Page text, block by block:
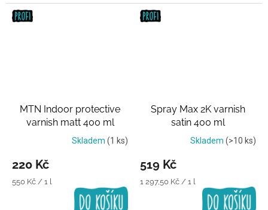
MTN Indoor protective
varnish matt 400 ml
Transparentní lak
Skladem (1 ks)
220 Kč
Měrná
550 Kč / 1 l
Spray Max 2K varnish
satin 400 ml
Transparentní lak
Skladem (>10 ks)
519 Kč
Měrná
1 297,50 Kč / 1 l